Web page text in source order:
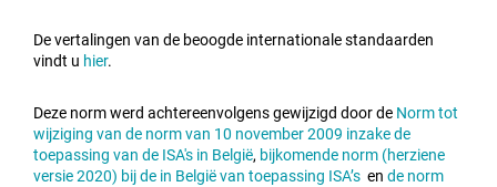
De vertalingen van de beoogde internationale standaarden
vindt u hier.
Deze norm werd achtereenvolgens gewijzigd door de Norm tot
wijziging van de norm van 10 november 2009 inzake de
toepassing van de ISA's in België, bijkomende norm (herziene
versie 2020) bij de in België van toepassing ISA’s en de norm